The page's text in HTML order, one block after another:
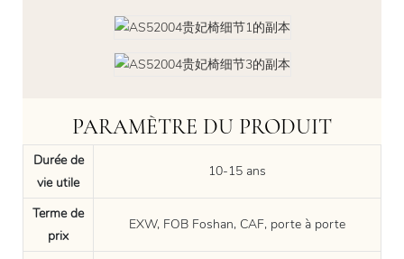
PARAMÈTRE DU PRODUIT
Durée de
vie utile
10-15 ans
Terme de
prix
EXW, FOB Foshan, CAF, porte à porte